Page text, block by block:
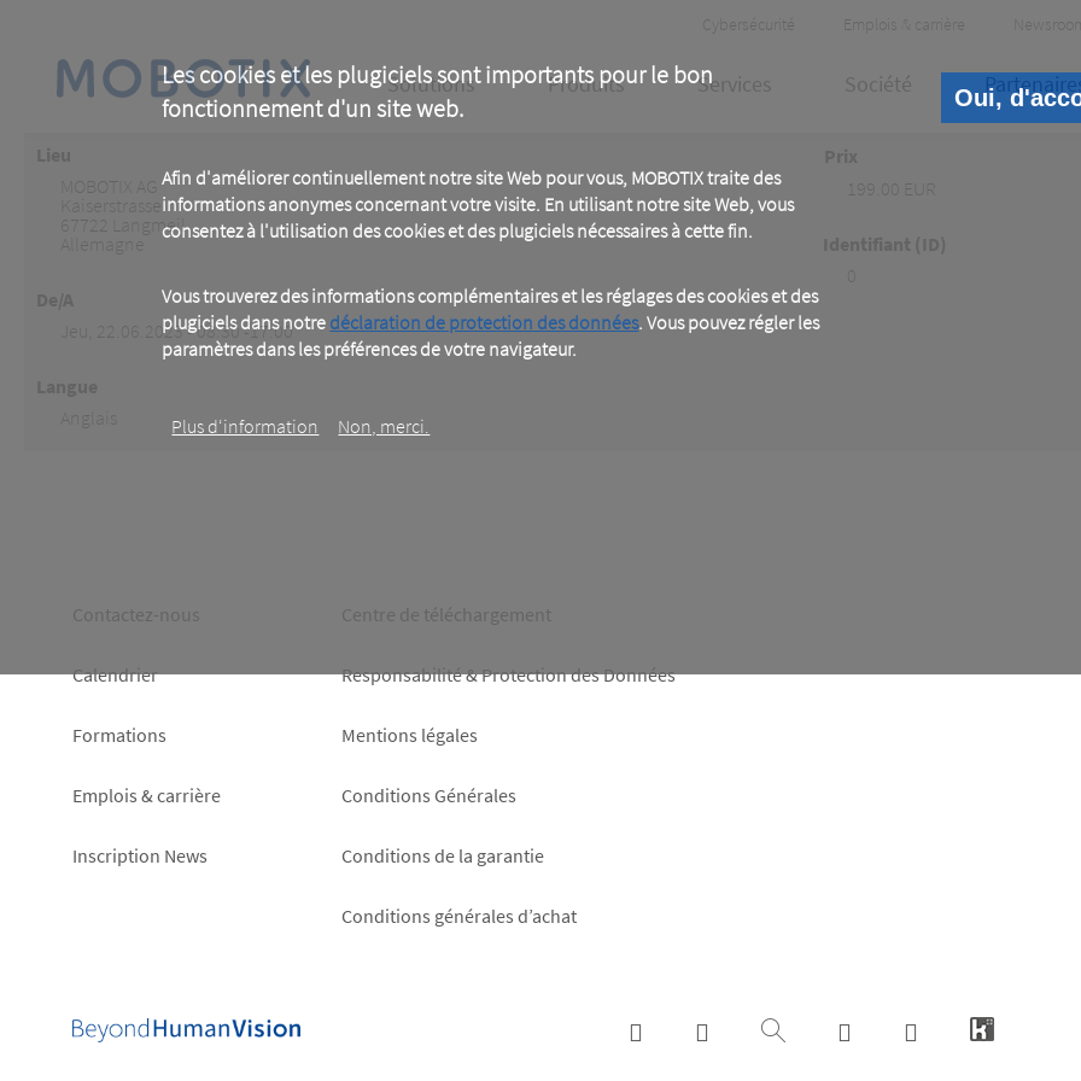
Les cookies et les plugiciels sont importants pour le bon
fonctionnement d'un site web.
Afin d'améliorer continuellement notre site Web pour vous, MOBOTIX traite des
informations anonymes concernant votre visite. En utilisant notre site Web, vous
consentez à l'utilisation des cookies et des plugiciels nécessaires à cette fin.
Vous trouverez des informations complémentaires et les réglages des cookies et des
plugiciels dans notre déclaration de protection des données. Vous pouvez régler les
paramètres dans les préférences de votre navigateur.
Plus d‘information Non, merci.
Oui,
content
Header
Meta
Cybersécurité Emplois & carrière
Main
navigation
Solutions Produits Services Société
Langmeil
Jeu, 22.06.2023 - 08:30 -17:00
Footer
left
Contactez-nous
Calendrier
Formations
Emplois & carrière
Inscription News
Footer
right
Centre de téléchargement
Responsabilité & Protection des Données
Mentions légales
Conditions Générales
Conditions de la garantie
Conditions générales d’achat